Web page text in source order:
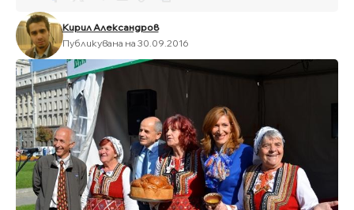
Кирил Александров
Публикувана на 30.09.2016